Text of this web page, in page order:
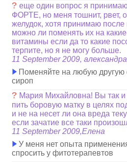
?еще один вопрос я
ФОРТЕ, но меня тошнит, рвет,
желудок, хотя принимаю после
можно ли поменять их на
витамины если да то какие
терпите, но я не могу больше.
11 September 2009, александра
Поменяйте на любую
сироп
? Мария Михайловна! Вы так и
пить боровую матку в целях
и не на несет ли она вреда
если зачатие все таки
11 September 2009,Елена
У меня нет опыта
спросить у фитотерапевтов